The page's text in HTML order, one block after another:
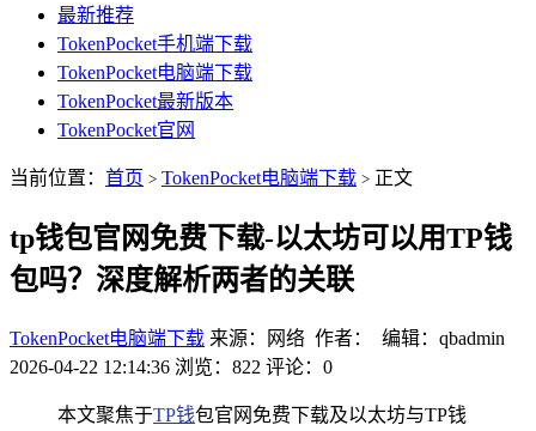
最新推荐
TokenPocket手机端下载
TokenPocket电脑端下载
TokenPocket最新版本
TokenPocket官网
当前位置： 首页 > TokenPocket电脑端下载 > 正文
tp钱包官网免费下载-以太坊可以用TP钱
包吗？深度解析两者的关联
TokenPocket电脑端下载 来源：网络 作者： 编辑：qbadmin
2026-04-22 12:14:36 浏览：822 评论：0
本文聚焦于TP钱包官网免费下载及以太坊与TP钱